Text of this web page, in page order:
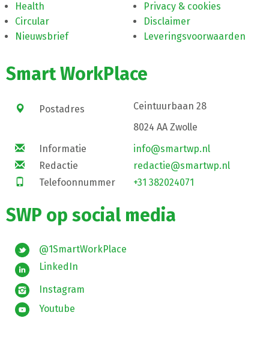
Health
Circular
Nieuwsbrief
Privacy & cookies
Disclaimer
Leveringsvoorwaarden
Smart WorkPlace
Postadres
Ceintuurbaan 28
8024 AA Zwolle
Informatie
info@smartwp.nl
Redactie
redactie@smartwp.nl
Telefoonnummer
+31 382024071
SWP op social media
@1SmartWorkPlace
LinkedIn
Instagram
Youtube